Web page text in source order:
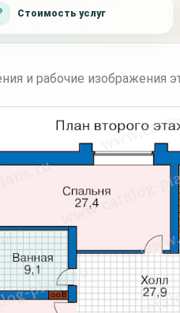
Стоимость услуг
и рабочие изображения